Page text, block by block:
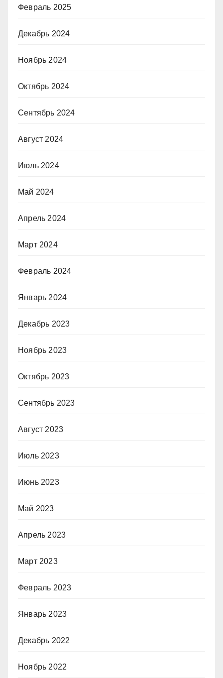
Февраль 2025
Декабрь 2024
Ноябрь 2024
Октябрь 2024
Сентябрь 2024
Август 2024
Июль 2024
Май 2024
Апрель 2024
Март 2024
Февраль 2024
Январь 2024
Декабрь 2023
Ноябрь 2023
Октябрь 2023
Сентябрь 2023
Август 2023
Июль 2023
Июнь 2023
Май 2023
Апрель 2023
Март 2023
Февраль 2023
Январь 2023
Декабрь 2022
Ноябрь 2022